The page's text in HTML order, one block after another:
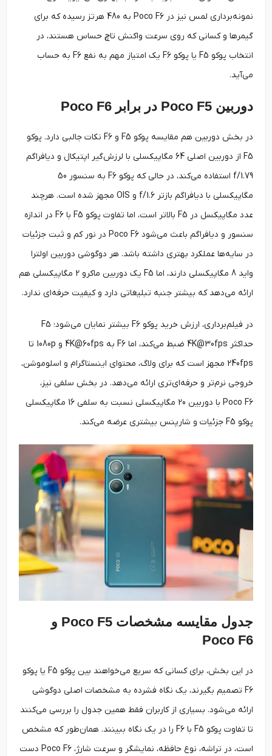
نمونه‌برداری لمس نیز در Poco F6 به 480 هرتز رسیده که برای
گیمرها و کسانی که روی سرعت واکنش تاچ حساس هستند، در
انتخاب پوکو F5 یا پوکو F6 یک امتیاز مهم به نفع F6 به حساب
می‌آید.
دوربین Poco F5 در برابر Poco F6
در بخش دوربین هم مقایسه پوکو F5 و F6 نکات جالبی دارد. پوکو
F5 از دوربین اصلی 64 مگاپیکسلی با لرزش‌گیر اپتیکال و دیافراگم
f/1.79 استفاده می‌کند، در حالی که پوکو F6 به سنسور 50
مگاپیکسلی با دیافراگم بازتر f/1.6 و OIS مجهز شده است. هرچند
عدد مگاپیکسل در F5 بالاتر است، اما تفاوت پوکو F5 با F6 در اندازه
سنسور و دیافراگم باعث می‌شود Poco F6 در نور کم و ثبت جزئیات
در سایه‌ها عملکرد بهتری داشته باشد. هر دوگوشی دوربین اولترا
واید 8 مگاپیکسلی دارند، اما F5 یک دوربین ماکرو 2 مگاپیکسلی هم
ارائه می‌دهد که بیشتر جنبه تبلیغاتی دارد و کیفیت حرفه‌ای ندارد.
در فیلم‌برداری، ارزش خرید پوکو F6 بیشتر نمایان می‌شود؛ F5
حداکثر 4K@30fps ضبط می‌کند، اما F6 به 4K@60fps و 1080p تا
240fps مجهز است که برای ولاگ، محتوای اینستاگرام و اسلوموشن،
خروجی نرم‌تر و حرفه‌ای‌تری ارائه می‌دهد. در بخش سلفی نیز،
Poco F6 با دوربین 20 مگاپیکسلی نسبت به سلفی 16 مگاپیکسلی
جدول مقایسه مشخصات Poco F5 و
Poco F6
در این بخش، برای کسانی که سریع می‌خواهند بین پوکو F5 یا پوکو
F6 تصمیم بگیرند، یک نگاه فشرده به مشخصات اصلی دوگوشی
ارائه می‌شود. بسیاری از کاربران فقط همین جدول را بررسی می‌کنند
تا تفاوت پوکو F5 با F6 را در یک نگاه ببینند. همان‌طور که مشخص
است، در تراشه، نوع حافظه، نمایشگر و سرعت شارژ، Poco F6 دست